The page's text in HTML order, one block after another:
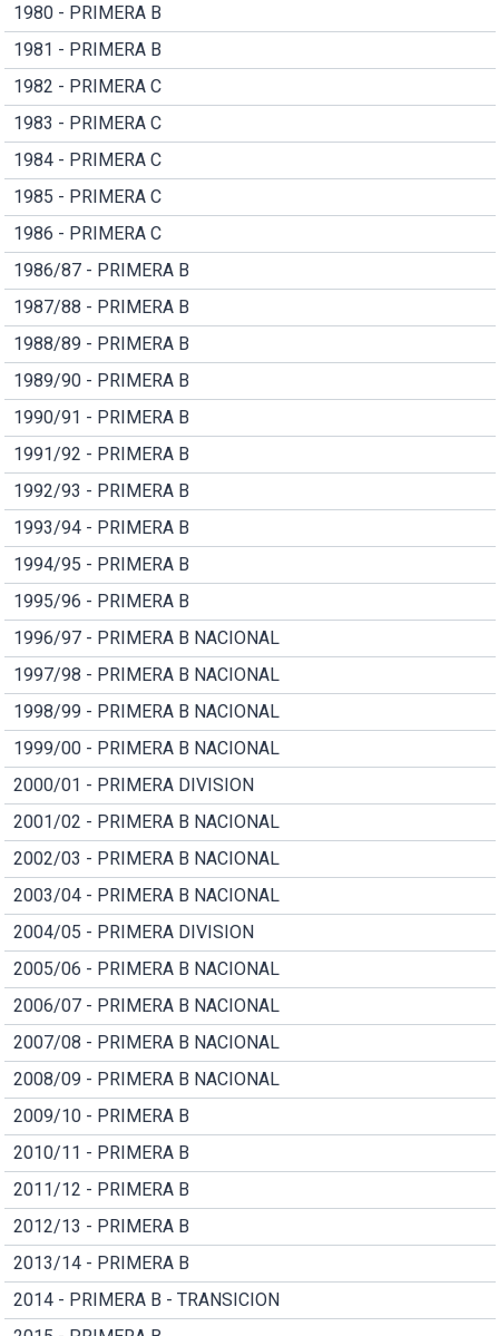
1980 - PRIMERA B
1981 - PRIMERA B
1982 - PRIMERA C
1983 - PRIMERA C
1984 - PRIMERA C
1985 - PRIMERA C
1986 - PRIMERA C
1986/87 - PRIMERA B
1987/88 - PRIMERA B
1988/89 - PRIMERA B
1989/90 - PRIMERA B
1990/91 - PRIMERA B
1991/92 - PRIMERA B
1992/93 - PRIMERA B
1993/94 - PRIMERA B
1994/95 - PRIMERA B
1995/96 - PRIMERA B
1996/97 - PRIMERA B NACIONAL
1997/98 - PRIMERA B NACIONAL
1998/99 - PRIMERA B NACIONAL
1999/00 - PRIMERA B NACIONAL
2000/01 - PRIMERA DIVISION
2001/02 - PRIMERA B NACIONAL
2002/03 - PRIMERA B NACIONAL
2003/04 - PRIMERA B NACIONAL
2004/05 - PRIMERA DIVISION
2005/06 - PRIMERA B NACIONAL
2006/07 - PRIMERA B NACIONAL
2007/08 - PRIMERA B NACIONAL
2008/09 - PRIMERA B NACIONAL
2009/10 - PRIMERA B
2010/11 - PRIMERA B
2011/12 - PRIMERA B
2012/13 - PRIMERA B
2013/14 - PRIMERA B
2014 - PRIMERA B - TRANSICION